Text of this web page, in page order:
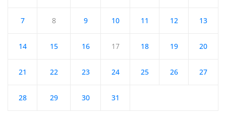
7 8 9 10 11 12 13
14 15 16 17 18 19 20
21 22 23 24 25 26 27
28 29 30 31